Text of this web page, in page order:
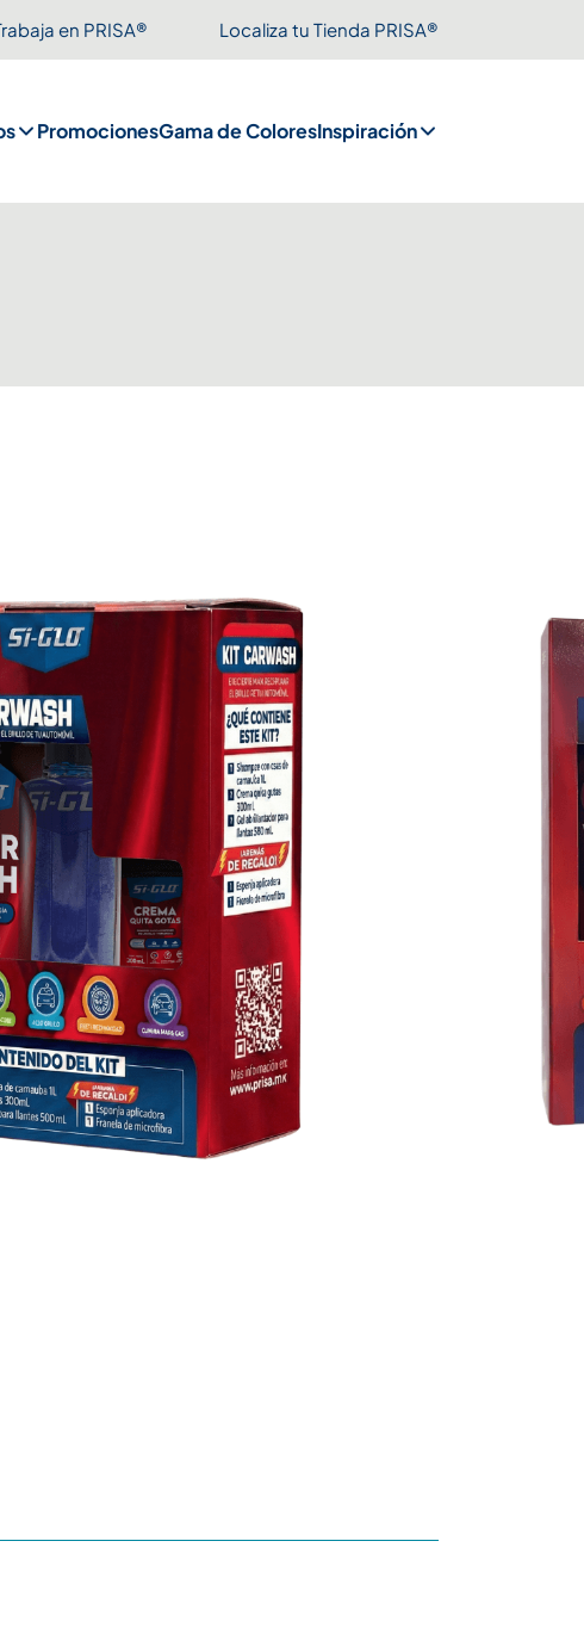
en PRISA® Localiza tu Tienda PRISA®
PromocionesGama de ColoresInspiración
Forman una capa protectora contra sol,
500 ml
manchas difíciles en cristales y parabrisas
Gel que nos permite restaurar, abrillantar y